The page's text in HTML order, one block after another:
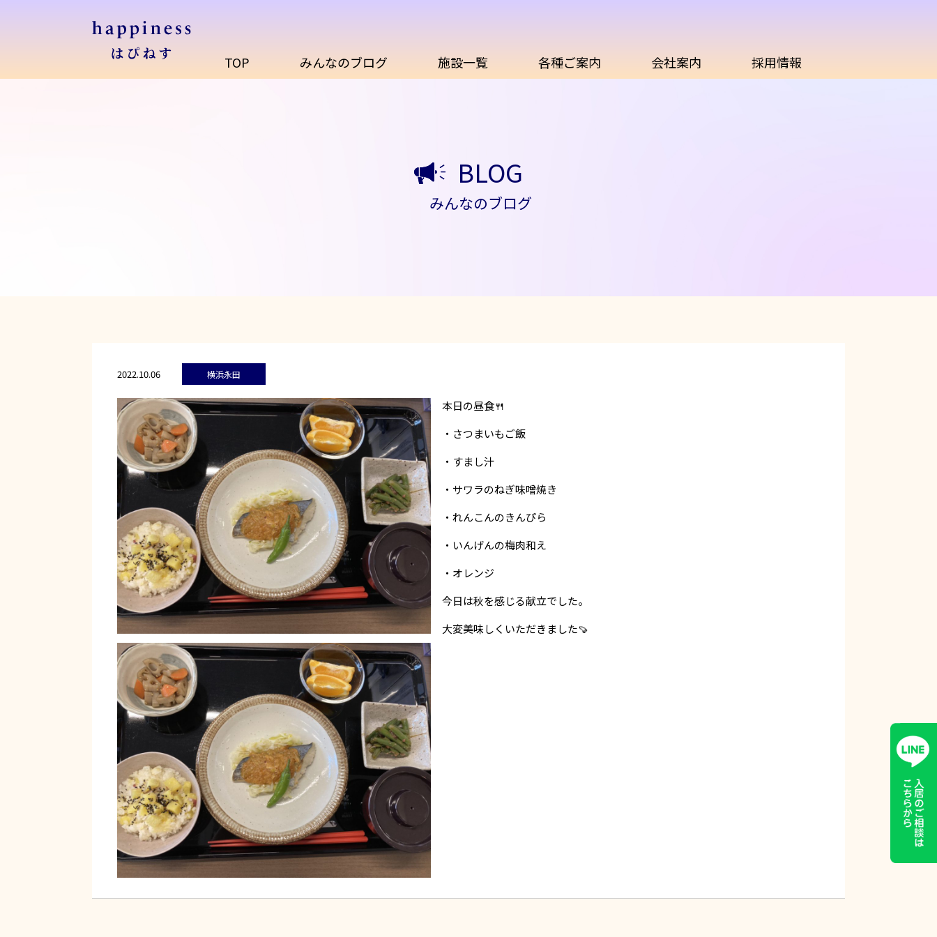
TOP みんなのブログ 施設一覧 各種ご案内 会社案内 採用情報
BLOG
みんなのブログ
2022.10.06 横浜永田
本日の昼食🍴
・さつまいもご飯
・すまし汁
・サワラのねぎ味噌焼き
・れんこんのきんぴら
・いんげんの梅肉和え
・オレンジ
今日は秋を感じる献立でした。
大変美味しくいただきました🍠